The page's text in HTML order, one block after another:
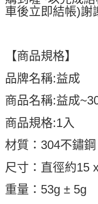
車後立即結帳)謝
【商品規格】
品牌名稱:益成
商品名稱:益成
商品規格:1入
材質：304不鏽鋼
尺寸：直徑約15
重量：53g ± 5g